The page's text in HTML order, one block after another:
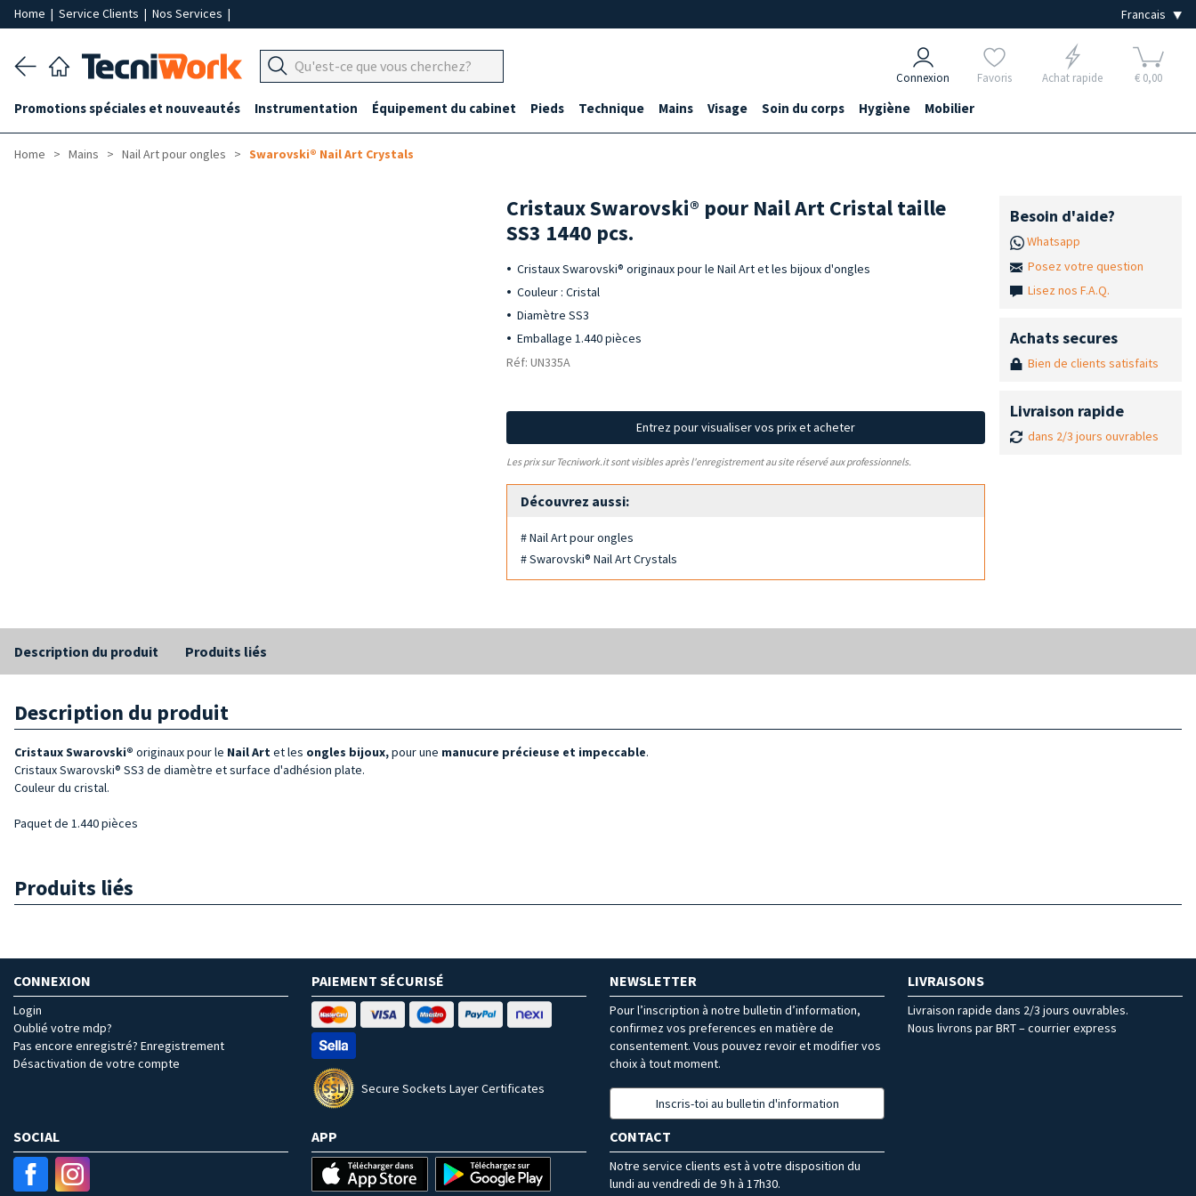
Home | Service Clients | Nos Services |
Connexion Favoris Achat rapide € 0,00
Promotions spéciales et nouveautés Instrumentation Équipement du cabinet Pieds Technique Mains Visage Soin du corps Hygiène Mobilier
Home Mains Nail Art pour ongles Swarovski® Nail Art Crystals
Cristaux Swarovski® pour Nail Art Cristal taille
SS3 1440 pcs.
Cristaux Swarovski® originaux pour le Nail Art et les bijoux d'ongles
Couleur : Cristal
Diamètre SS3
Emballage 1.440 pièces
Réf: UN335A
Entrez pour visualiser vos prix et acheter
Les prix sur Tecniwork.it sont visibles après l'enregistrement au site réservé aux professionnels.
Découvrez aussi:
# Nail Art pour ongles
# Swarovski® Nail Art Crystals
Besoin d'aide?
Whatsapp
Posez votre question
Lisez nos F.A.Q.
Achats secures
Bien de clients satisfaits
Livraison rapide
dans 2/3 jours ouvrables
Description du produit Produits liés
Description du produit
Cristaux Swarovski® originaux pour le Nail Artet les ongles bijoux,pour une manucure précieuse et impeccable.
Cristaux Swarovski® SS3 de diamètre et surface d'adhésion plate.
Couleur du cristal.
Paquet de 1.440 pièces
Produits liés
CONNEXION
Login
Oublié votre mdp?
Pas encore enregistré? Enregistrement
Désactivation de votre compte
PAIEMENT SÉCURISÉ
Secure Sockets Layer Certificates
NEWSLETTER
Pour l’inscription à notre bulletin d’information,
confirmez vos preferences en matière de
consentement. Vous pouvez revoir et modifier vos
choix à tout moment.
Inscris-toi au bulletin d'information
LIVRAISONS
Livraison rapide dans 2/3 jours ouvrables.
Nous livrons par BRT – courrier express
SOCIAL APP CONTACT
Notre service clients est à votre disposition du
lundi au vendredi de 9 h à 17h30.